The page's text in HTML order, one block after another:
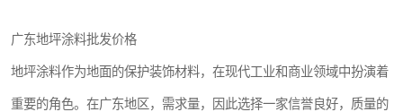
广东地坪涂料批发价格
地坪涂料作为地面的保护装饰材料，在现代工业和商业领域中扮演着
重要的角色。在广东地区，需求量，因此选择一家信誉良好，质量的
聚脲涂料
建筑涂料